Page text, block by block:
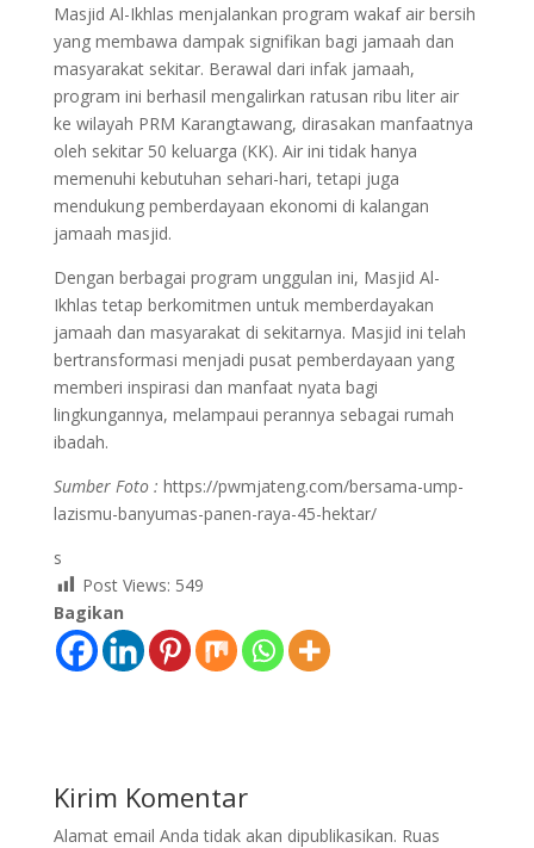
Masjid Al-Ikhlas menjalankan program wakaf air bersih
yang membawa dampak signifikan bagi jamaah dan
masyarakat sekitar. Berawal dari infak jamaah,
program ini berhasil mengalirkan ratusan ribu liter air
ke wilayah PRM Karangtawang, dirasakan manfaatnya
oleh sekitar 50 keluarga (KK). Air ini tidak hanya
memenuhi kebutuhan sehari-hari, tetapi juga
mendukung pemberdayaan ekonomi di kalangan
jamaah masjid.
Dengan berbagai program unggulan ini, Masjid Al-
Ikhlas tetap berkomitmen untuk memberdayakan
jamaah dan masyarakat di sekitarnya. Masjid ini telah
bertransformasi menjadi pusat pemberdayaan yang
memberi inspirasi dan manfaat nyata bagi
lingkungannya, melampaui perannya sebagai rumah
ibadah.
Sumber Foto : https://pwmjateng.com/bersama-ump-
lazismu-banyumas-panen-raya-45-hektar/
s
Post Views: 549
Bagikan
Kirim Komentar
Alamat email Anda tidak akan dipublikasikan. Ruas